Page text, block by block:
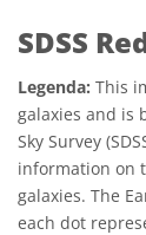
SDSS
Legenda: This
galaxies and is
Sky Survey
information on
galaxies. The
each dot